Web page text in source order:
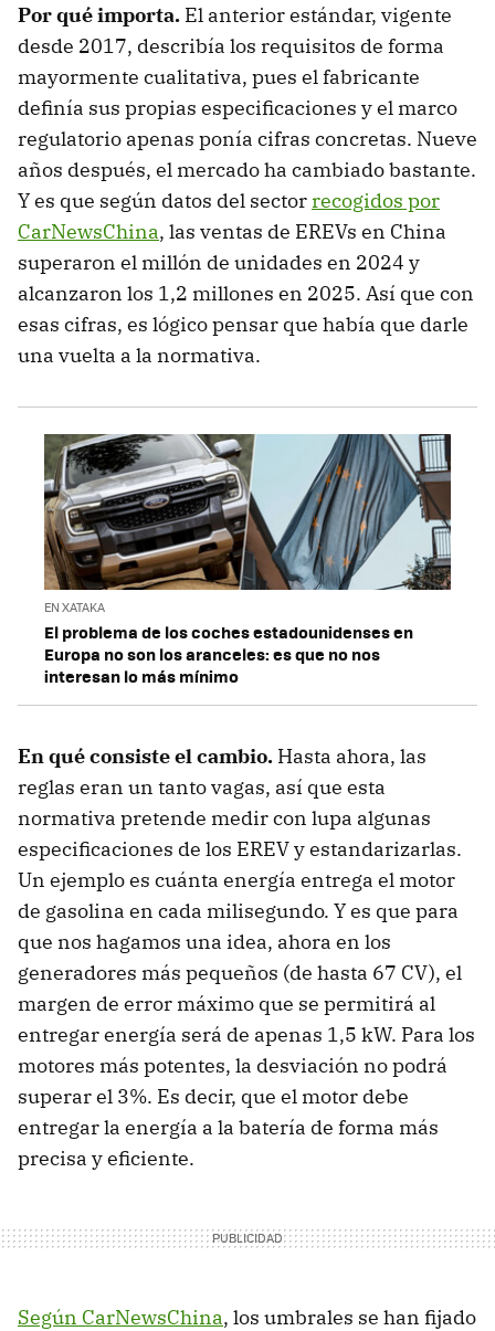
Por qué importa. El anterior estándar, vigente
desde 2017, describía los requisitos de forma
mayormente cualitativa, pues el fabricante
definía sus propias especificaciones y el marco
regulatorio apenas ponía cifras concretas. Nueve
años después, el mercado ha cambiado bastante.
Y es que según datos del sectorrecogidos por
CarNewsChina, las ventas de EREVs en China
superaron el millón de unidades en 2024 y
alcanzaron los 1,2 millones en 2025. Así que con
esas cifras, es lógico pensar que había que darle
una vuelta a la normativa.
EN XATAKA
El problema de los coches estadounidenses en
Europa no son los aranceles: es que no nos
interesan lo más mínimo
En qué consiste el cambio. Hasta ahora, las
reglas eran un tanto vagas, así que esta
normativa pretende medir con lupa algunas
especificaciones de los EREV y estandarizarlas.
Un ejemplo es cuánta energía entrega el motor
de gasolina en cada milisegundo. Y es que para
que nos hagamos una idea, ahora en los
generadores más pequeños (de hasta 67 CV), el
margen de error máximo que se permitirá al
entregar energía será de apenas 1,5 kW. Para los
motores más potentes, la desviación no podrá
superar el 3%. Es decir, que el motor debe
entregar la energía a la batería de forma más
precisa y eficiente.
Según CarNewsChina, los umbrales se han fijado